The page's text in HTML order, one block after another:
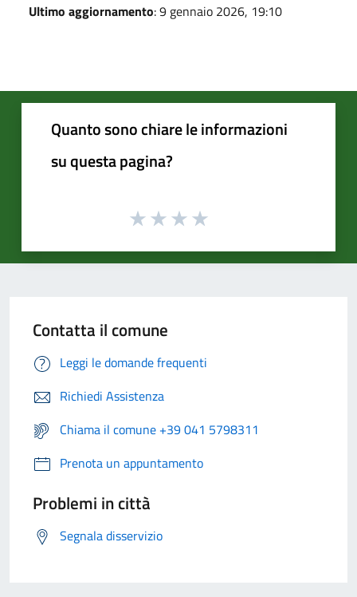
Ultimo aggiornamento: 9 gennaio 2026, 19:10
Quanto sono chiare le informazioni
su questa pagina?
Contatta il comune
Leggi le domande frequenti
Richiedi Assistenza
Chiama il comune +39 041 5798311
Prenota un appuntamento
Problemi in città
Segnala disservizio